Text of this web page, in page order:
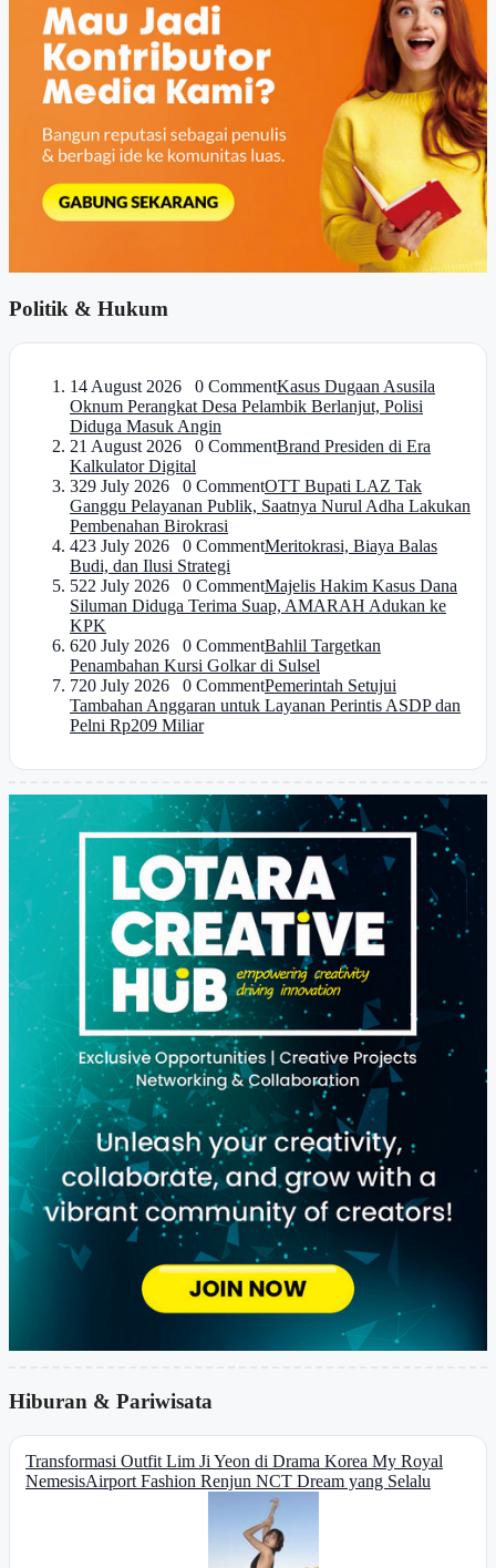
Politik & Hukum
14 August 2026 0 CommentKasus Dugaan Asusila
Oknum Perangkat Desa Pelambik Berlanjut, Polisi
Diduga Masuk Angin
21 August 2026 0 CommentBrand Presiden di Era
Kalkulator Digital
329 July 2026 0 CommentOTT Bupati LAZ Tak
Ganggu Pelayanan Publik, Saatnya Nurul Adha Lakukan
Pembenahan Birokrasi
423 July 2026 0 CommentMeritokrasi, Biaya Balas
Budi, dan Ilusi Strategi
522 July 2026 0 CommentMajelis Hakim Kasus Dana
Siluman Diduga Terima Suap, AMARAH Adukan ke
KPK
620 July 2026 0 CommentBahlil Targetkan
Penambahan Kursi Golkar di Sulsel
720 July 2026 0 CommentPemerintah Setujui
Tambahan Anggaran untuk Layanan Perintis ASDP dan
Pelni Rp209 Miliar
Hiburan & Pariwisata
Transformasi Outfit Lim Ji Yeon di Drama Korea My Royal
NemesisAirport Fashion Renjun NCT Dream yang Selalu